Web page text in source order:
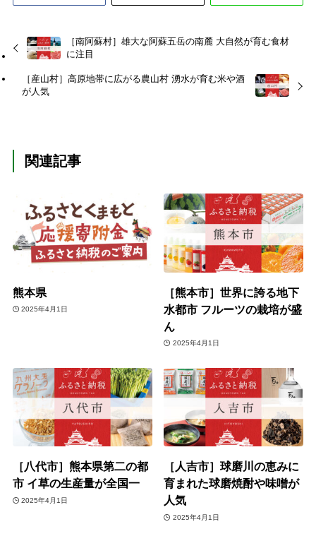
［南阿蘇村］雄大な阿蘇五岳の南麓 大自然が育む食材
に注目
［産山村］高原地帯に広がる農山村 湧水が育む米や酒
が人気
関連記事
熊本県
2025年4月1日
［熊本市］世界に誇る地下
水都市 フルーツの栽培が盛
ん
2025年4月1日
［八代市］熊本県第二の都
市 イ草の生産量が全国一
2025年4月1日
［人吉市］球磨川の恵みに
育まれた球磨焼酎や味噌が
人気
2025年4月1日